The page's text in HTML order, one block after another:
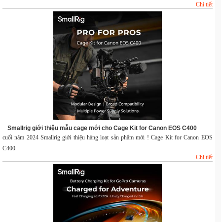
Chi tiết
Smallrig giới thiệu mẫu cage mới cho Cage Kit for Canon EOS C400
cuối năm 2024 Smallrig giới thiệu hàng loạt sản phẩm mới ! Cage Kit for Canon EOS
C400
Chi tiết